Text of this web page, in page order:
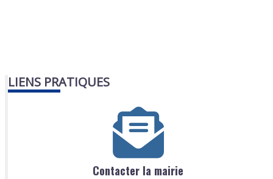
LIENS PRATIQUES
Contacter la mairie